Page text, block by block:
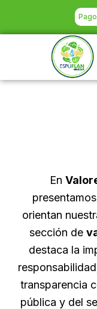
contenido
En
orientan
sección de
destaca la
transparencia
pública y del